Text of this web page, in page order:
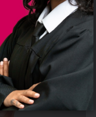
Covid-19